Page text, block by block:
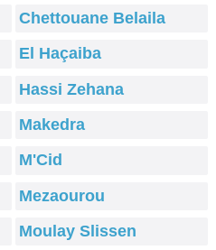
Chettouane Belaila
El Haçaiba
Hassi Zehana
Makedra
M'Cid
Mezaourou
Moulay Slissen